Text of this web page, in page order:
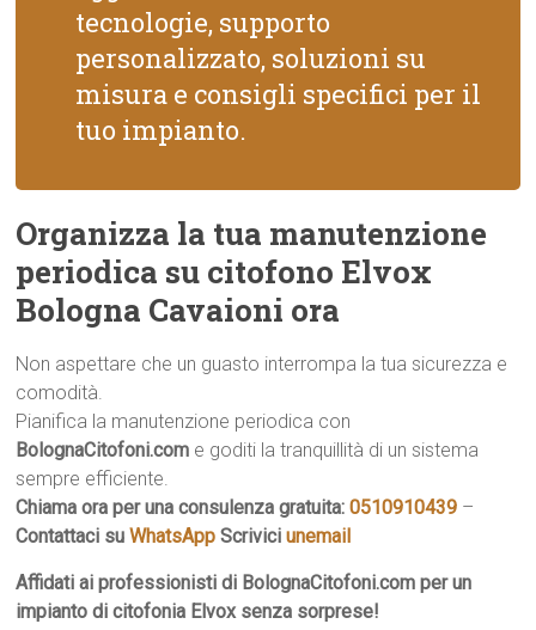
tecnologie, supporto
personalizzato, soluzioni su
misura e consigli specifici per il
tuo impianto.
Organizza la tua manutenzione
periodica su citofono Elvox
Bologna Cavaioni ora
Non aspettare che un guasto interrompa la tua sicurezza e
comodità.
Pianifica la manutenzione periodica con
BolognaCitofoni.com e goditi la tranquillità di un sistema
sempre efficiente.
Chiama ora per una consulenza gratuita:0510910439 –
Contattaci suWhatsApp Scriviciunemail
Affidati ai professionisti di BolognaCitofoni.com per un
impianto di citofonia Elvox senza sorprese!